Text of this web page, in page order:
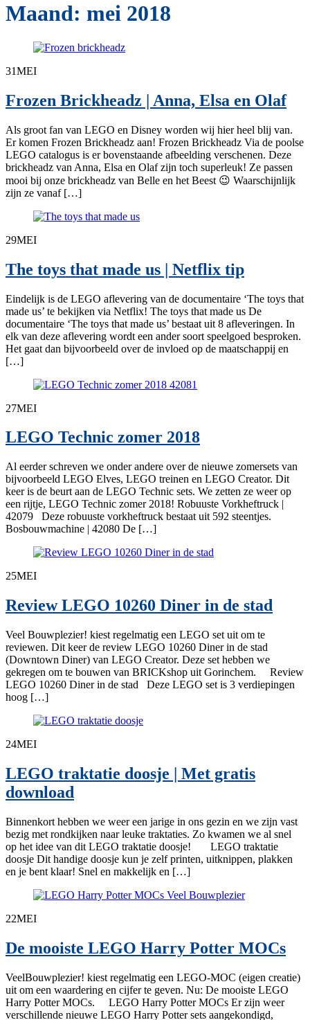
Maand: mei 2018
31MEI
Frozen Brickheadz | Anna, Elsa en Olaf
Als groot fan van LEGO en Disney worden wij hier heel blij van.
Er komen Frozen Brickheadz aan! Frozen Brickheadz Via de poolse
LEGO catalogus is er bovenstaande afbeelding verschenen. Deze
brickheadz van Anna, Elsa en Olaf zijn toch superleuk! Ze passen
mooi bij onze brickheadz van Belle en het Beest 😉 Waarschijnlijk
zijn ze vanaf […]
29MEI
The toys that made us | Netflix tip
Eindelijk is de LEGO aflevering van de documentaire ‘The toys that
made us’ te bekijken via Netflix! The toys that made us De
documentaire ‘The toys that made us’ bestaat uit 8 afleveringen. In
elk van deze aflevering wordt een ander soort speelgoed besproken.
Het gaat dan bijvoorbeeld over de invloed op de maatschappij en
[…]
27MEI
LEGO Technic zomer 2018
Al eerder schreven we onder andere over de nieuwe zomersets van
bijvoorbeeld LEGO Elves, LEGO treinen en LEGO Creator. Dit
keer is de beurt aan de LEGO Technic sets. We zetten ze weer op
een rijtje, LEGO Technic zomer 2018! Robuuste Vorkheftruck |
42079 Deze robuuste vorkheftruck bestaat uit 592 steentjes.
Bosbouwmachine | 42080 De […]
25MEI
Review LEGO 10260 Diner in de stad
Veel Bouwplezier! kiest regelmatig een LEGO set uit om te
reviewen. Dit keer de review LEGO 10260 Diner in de stad
(Downtown Diner) van LEGO Creator. Deze set hebben we
gekregen om te bouwen van BRICKshop uit Gorinchem. Review
LEGO 10260 Diner in de stad Deze LEGO set is 3 verdiepingen
hoog […]
24MEI
LEGO traktatie doosje | Met gratis
download
Binnenkort hebben we weer een jarige in ons gezin en we zijn vast
bezig met rondkijken naar leuke traktaties. Zo kwamen we al snel
op het idee van dit LEGO traktatie doosje! LEGO traktatie
doosje Dit handige doosje kun je zelf printen, uitknippen, plakken
en je bent klaar! Snel en makkelijk en […]
22MEI
De mooiste LEGO Harry Potter MOCs
VeelBouwplezier! kiest regelmatig een LEGO-MOC (eigen creatie)
uit om een waardering en cijfer te geven. Nu: De mooiste LEGO
Harry Potter MOCs. LEGO Harry Potter MOCs Er zijn weer
verschillende nieuwe LEGO Harry Potter sets aangekondigd,